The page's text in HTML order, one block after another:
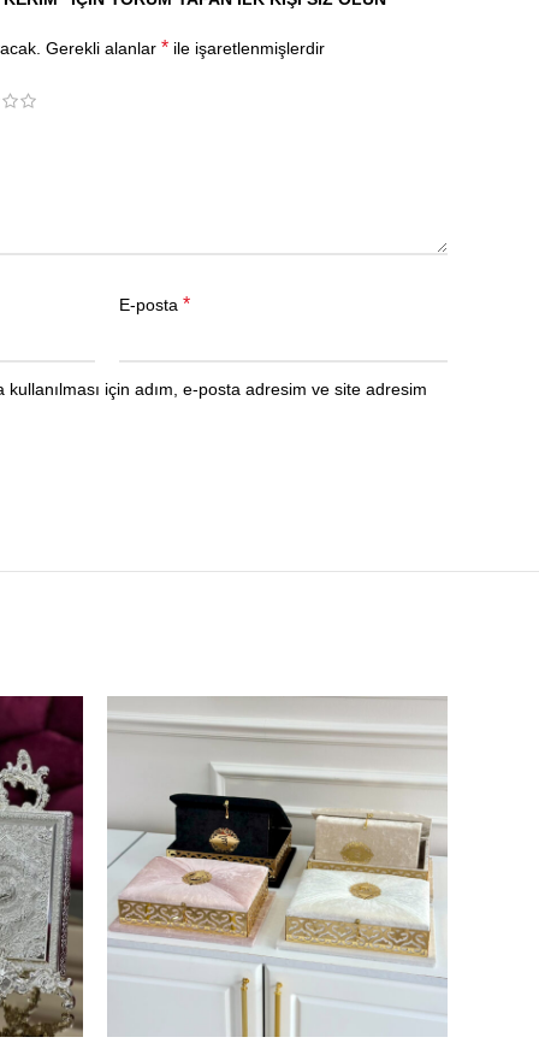
Gerekli alanlar * ile işaretlenmişlerdir
E-posta *
için adım, e-posta adresim ve site adresim